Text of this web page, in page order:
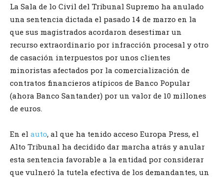
La Sala de lo Civil del Tribunal Supremo ha anulado
una sentencia dictada el pasado 14 de marzo en la
que sus magistrados acordaron desestimar un
recurso extraordinario por infracción procesal y otro
de casación interpuestos por unos clientes
minoristas afectados por la comercialización de
contratos financieros atípicos de Banco Popular
(ahora Banco Santander) por un valor de 10 millones
de euros.
En el auto, al que ha tenido acceso Europa Press, el
Alto Tribunal ha decidido dar marcha atrás y anular
esta sentencia favorable a la entidad por considerar
que vulneró la tutela efectiva de los demandantes, un